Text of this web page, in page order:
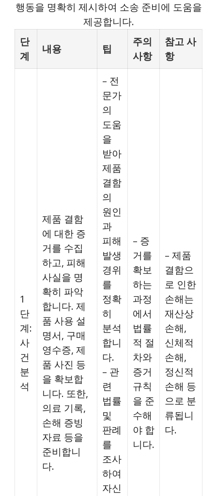
행동을 명확히 제시하여 소송 준비에 도움을
제공합니다.
단
계
내용 팁
주의
사항
참고 사
항
1
단
계:
사
건
분
석
제품 결함
에 대한 증
거를 수집
하고, 피해
사실을 명
확히 파악
합니다. 제
품 사용 설
명서, 구매
영수증, 제
품 사진 등
을 확보합
니다. 또한,
의료 기록,
손해 증빙
자료 등을
준비합니
다.
– 전
문가
의
도움
을
받아
제품
결함
의
원인
과
피해
발생
경위
를
정확
히
분석
합니
다.
– 관
련
법률
및
판례
를
조사
하여
자신
– 증
거를
확보
하는
과정
에서
법률
적 절
차와
증거
규칙
을 준
수해
야 합
니다.
– 제품
결함으
로 인한
손해는
재산상
손해,
신체적
손해,
정신적
손해 등
으로 분
류됩니
다.